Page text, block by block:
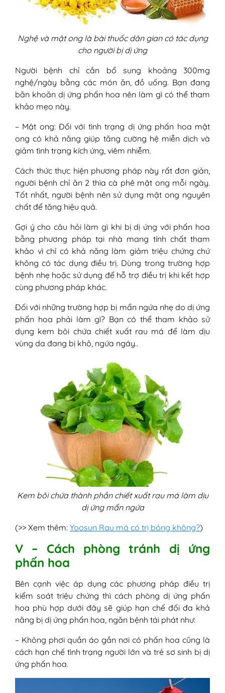
Nghệ và mật ong là bài thuốc dân gian có tác dụng
cho người bị dị ứng
Người bệnh chỉ cần bổ sung khoảng 300mg
nghệ/ngày bằng các món ăn, đồ uống. Bạn đang
băn khoăn dị ứng phấn hoa nên làm gì có thể tham
khảo mẹo này.
– Mật ong: Đối với tình trạng dị ứng phấn hoa mật
ong có khả năng giúp tăng cường hệ miễn dịch và
giảm tình trạng kích ứng, viêm nhiễm.
Cách thức thực hiện phương pháp này rất đơn giản,
người bệnh chỉ ăn 2 thìa cà phê mật ong mỗi ngày.
Tốt nhất, người bệnh nên sử dụng mật ong nguyên
chất để tăng hiệu quả.
Gợi ý cho câu hỏi làm gì khi bị dị ứng với phấn hoa
bằng phương pháp tại nhà mang tính chất tham
khảo vì chỉ có khả năng làm giảm triệu chứng chứ
không có tác dụng điều trị. Dùng trong trường hợp
bệnh nhẹ hoặc sử dụng để hỗ trợ điều trị khi kết hợp
cùng phương pháp khác.
Đối với những trường hợp bị mẩn ngứa nhẹ do dị ứng
phấn hoa phải làm gì? Bạn có thể tham khảo sử
dụng kem bôi chứa chiết xuất rau má để làm dịu
vùng da đang bị khô, ngứa ngáy..
Kem bôi chứa thành phần chiết xuất rau má làm dịu
dị ứng mẩn ngứa
(>> Xem thêm: Yoosun Rau má có trị bỏng không?)
V – Cách phòng tránh dị ứng
phấn hoa
Bên cạnh việc áp dụng các phương pháp điều trị
kiểm soát triệu chứng thì cách phòng dị ứng phấn
hoa phù hợp dưới đây sẽ giúp hạn chế đối đa khả
năng bị dị ứng phấn hoa, ngăn bệnh tái phát như:
– Không phơi quần áo gần nơi có phấn hoa cũng là
cách hạn chế tình trạng người lớn và trẻ sơ sinh bị dị
ứng phấn hoa.